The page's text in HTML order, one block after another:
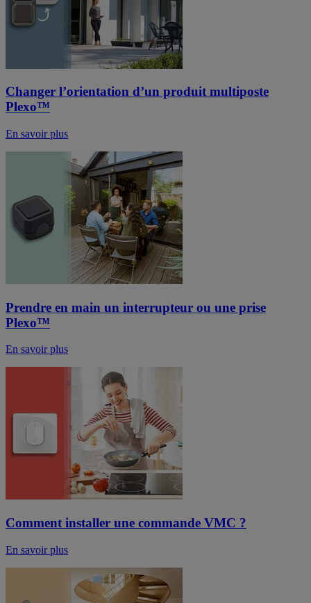
Changer l’orientation d’un produit multiposte
Plexo™
En savoir plus
Prendre en main un interrupteur ou une prise
Plexo™
En savoir plus
Comment installer une commande VMC ?
En savoir plus